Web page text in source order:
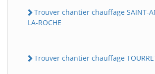
Trouver chantier chauffage SAINT-
LA-ROCHE
Trouver chantier chauffage